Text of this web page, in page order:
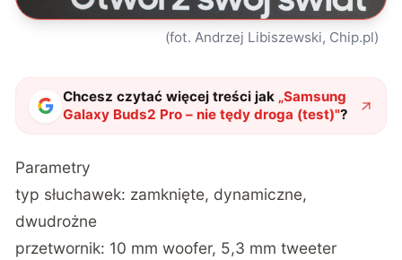
(fot. Andrzej Libiszewski, Chip.pl)
Chcesz czytać więcej treści jak „Samsung
Galaxy Buds2 Pro – nie tędy droga (test)"?
Parametry
typ słuchawek: zamknięte, dynamiczne,
dwudrożne
przetwornik: 10 mm woofer, 5,3 mm tweeter